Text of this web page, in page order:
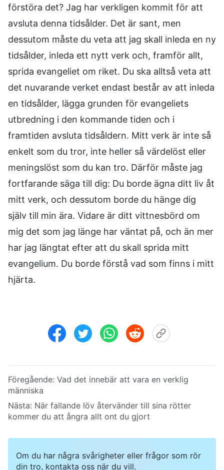
förstöra det? Jag har verkligen kommit för att
avsluta denna tidsålder. Det är sant, men
dessutom måste du veta att jag skall inleda en ny
tidsålder, inleda ett nytt verk och, framför allt,
sprida evangeliet om riket. Du ska alltså veta att
det nuvarande verket endast består av att inleda
en tidsålder, lägga grunden för evangeliets
utbredning i den kommande tiden och i
framtiden avsluta tidsåldern. Mitt verk är inte så
enkelt som du tror, inte heller så värdelöst eller
meningslöst som du kan tro. Därför måste jag
fortfarande säga till dig: Du borde ägna ditt liv åt
mitt verk, och dessutom borde du hänge dig
själv till min ära. Vidare är ditt vittnesbörd om
mig det som jag länge har väntat på, och än mer
har jag längtat efter att du skall sprida mitt
evangelium. Du borde förstå vad som finns i mitt
hjärta.
Föregående: Vad det innebär att vara en verklig
människa
Nästa: När fallande löv återvänder till sina rötter
kommer du att ångra allt ont du gjort
Om du har några svårigheter eller frågor som rör
din tro, kontakta oss när du vill.